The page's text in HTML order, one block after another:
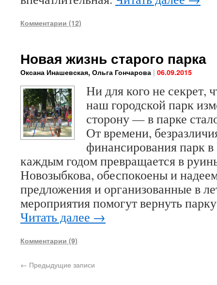
Комментарии (12)
Новая жизнь старого парка
Оксана Инашевская, Ольга Гончарова | 06.09.2015
Ни для кого не секрет,
наш городской парк
сторону — в парке
От времени,
финансирования парк
каждым годом превращается в
Новозыбкова, обеспокоены и
предложения и организованные в
мероприятия помогут вернуть
Читать далее →
Комментарии (9)
← Предыдущие записи